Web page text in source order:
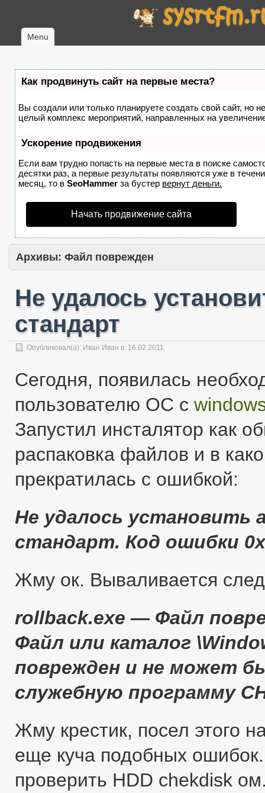
Menu
Как продвинуть сайт на первые места?
Вы создали или только планируете создать свой сайт, но
целый комплекс мероприятий, направленных на
Ускорение продвижения
Если вам трудно попасть на первые места в поиске
десятки раз, а первые результаты появляются уже в
месяц, то в SeoHammer за бустер вернут деньги.
Начать продвижение сайта
Архивы: Файл поврежден
Не удалось
стандарт
Опубликовал(а): Иван Иван в: 16.02.2011
Сегодня, появилась
пользователю ОС с
Запустил инсталятор как
распаковка файлов и в
прекратилась с ошибкой:
Не удалось установить
стандарт. Код ошибки
Жму ок. Вываливается
rollback.exe — Файл
Файл или каталог
поврежден и не может
служебную программу
Жму крестик, посел этого
еще куча подобных
проверить HDD chekdisk